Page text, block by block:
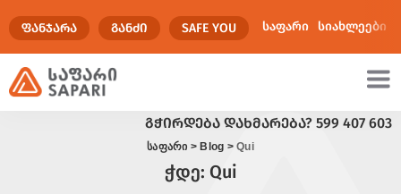
ᲤᲐᲜᲯᲐᲠᲐ ᲒᲐᲜᲫᲘ SAFE YOU საფარი სიახლეები
ᲒᲭᲘᲠᲓᲔᲑᲐ ᲓᲐᲮᲛᲐᲠᲔᲑᲐ? 599 407 603
საფარი > Blog >Qui
ჭდე: Qui